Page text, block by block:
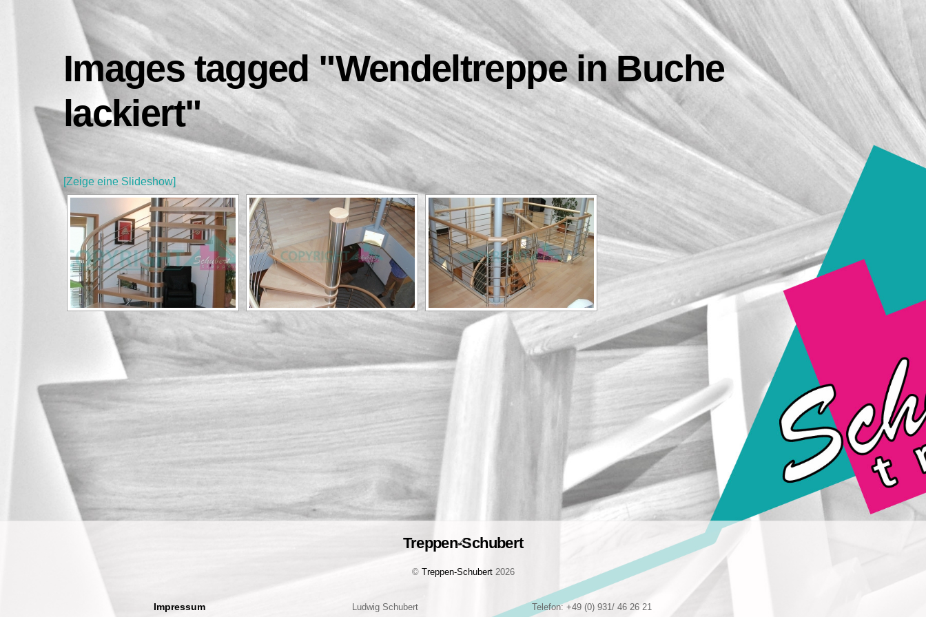
Images tagged "Wendeltreppe in Buche
lackiert"
[Zeige eine Slideshow]
Back
Top
Treppen-Schubert
© Treppen-Schubert2026
Impressum Ludwig Schubert Telefon: +49 (0) 931/ 46 26 21